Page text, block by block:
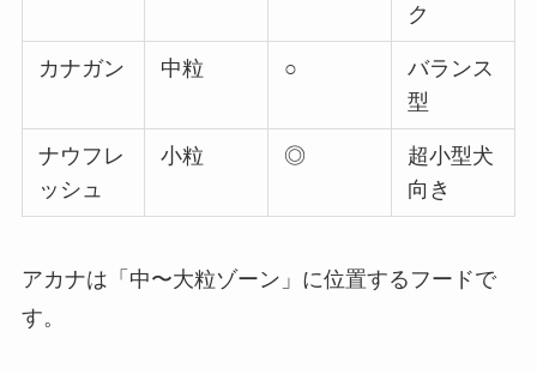
ク
カナガン 中粒 ○
バランス
型
ナウフレ
ッシュ
小粒 ◎
超小型犬
向き
アカナは「中〜大粒ゾーン」に位置するフードで
す。